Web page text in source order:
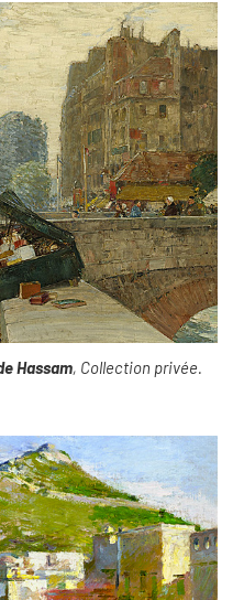
Hassam, Collection privée.